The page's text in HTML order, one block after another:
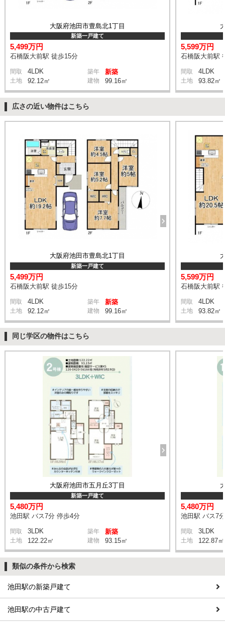
大阪府池田市豊島北1丁目
新築一戸建て
5,499万円
石橋阪大前駅 徒歩15分
間取 4LDK 築年 新築
土地 92.12㎡ 建物 99.16㎡
5,599万円
石橋阪大前駅
間取 4LDK
土地 93.82㎡
広さの近い物件はこちら
大阪府池田市豊島北1丁目
新築一戸建て
5,499万円
石橋阪大前駅 徒歩15分
間取 4LDK 築年 新築
土地 92.12㎡ 建物 99.16㎡
5,599万円
石橋阪大前駅
間取 4LDK
土地 93.82㎡
同じ学区の物件はこちら
大阪府池田市五月丘3丁目
新築一戸建て
5,480万円
池田駅 バス7分 停歩4分
間取 3LDK 築年 新築
土地 122.22㎡ 建物 93.15㎡
5,480万円
池田駅 バス7
間取 3LDK
土地 122.87㎡
類似の条件から検索
池田駅の新築戸建て
池田駅の中古戸建て